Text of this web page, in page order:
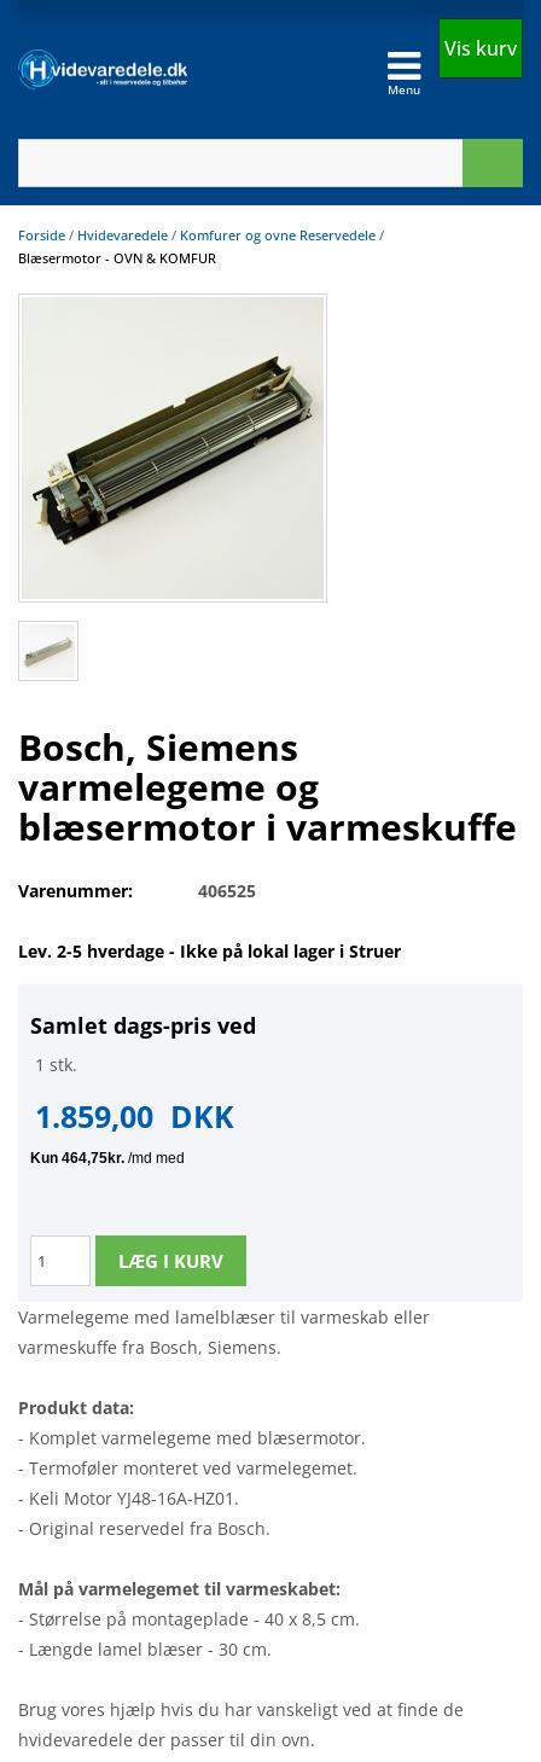
Menu
Vis kurv
Forside / Hvidevaredele / Komfurer og ovne Reservedele /
Blæsermotor - OVN & KOMFUR
Bosch, Siemens
varmelegeme og
blæsermotor i varmeskuffe
Varenummer: 406525
Lev. 2-5 hverdage - Ikke på lokal lager i Struer
Samlet dags-pris ved
1 stk.
1.859,00 DKK
Varmelegeme med lamelblæser til varmeskab eller
varmeskuffe fra Bosch, Siemens.
Produkt data:
- Komplet varmelegeme med blæsermotor.
- Termoføler monteret ved varmelegemet.
- Keli Motor YJ48-16A-HZ01.
- Original reservedel fra Bosch.
Mål på varmelegemet til varmeskabet:
- Størrelse på montageplade - 40 x 8,5 cm.
- Længde lamel blæser - 30 cm.
Brug vores hjælp hvis du har vanskeligt ved at finde de
hvidevaredele der passer til din ovn.